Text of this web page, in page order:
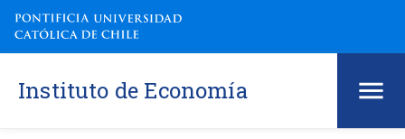
Instituto de Economía